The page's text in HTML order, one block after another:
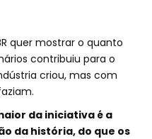
quer mostrar o quanto
contribuiu para o
criou, mas com
da iniciativa é a
da história, do que os